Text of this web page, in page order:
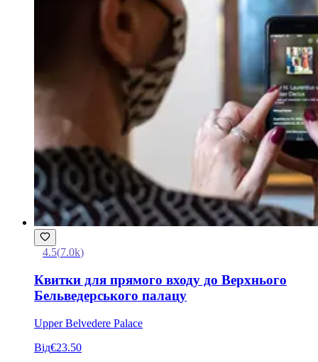
4.5(7.0k)
Квитки для прямого входу до Верхнього
Бельведерського палацу
Upper Belvedere Palace
Від€23.50